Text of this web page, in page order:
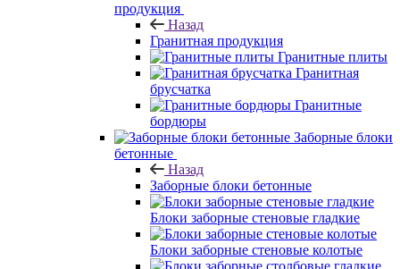
продукция
Назад
Гранитная продукция
Гранитные плиты
Гранитная
брусчатка
Гранитные
бордюры
Заборные блоки
бетонные
Назад
Заборные блоки бетонные
Блоки заборные стеновые гладкие
Блоки заборные стеновые колотые